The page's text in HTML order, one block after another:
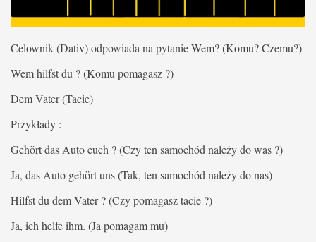
Celownik (Dativ) odpowiada na pytanie Wem? (Komu? Czemu?)
Wem hilfst du ? (Komu pomagasz ?)
Dem Vater (Tacie)
Przykłady :
Gehört das Auto euch ? (Czy ten samochód należy do was ?)
Ja, das Auto gehört uns (Tak, ten samochód należy do nas)
Hilfst du dem Vater ? (Czy pomagasz tacie ?)
Ja, ich helfe ihm. (Ja pomagam mu)